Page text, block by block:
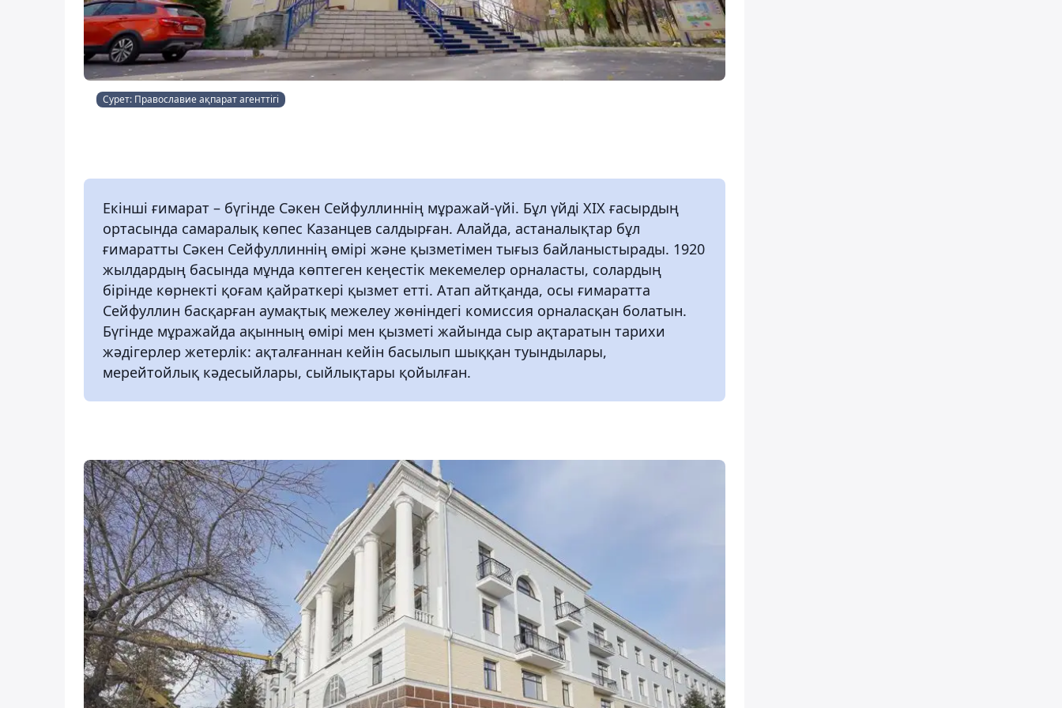
Сурет: Православие ақпарат агенттігі
Екінші ғимарат – бүгінде Сәкен Сейфуллиннің мұражай-үйі. Бұл үйді XIX ғасырдың
ортасында самаралық көпес Казанцев салдырған. Алайда, астаналықтар бұл
ғимаратты Сәкен Сейфуллиннің өмірі және қызметімен тығыз байланыстырады. 1920
жылдардың басында мұнда көптеген кеңестік мекемелер орналасты, солардың
бірінде көрнекті қоғам қайраткері қызмет етті. Атап айтқанда, осы ғимаратта
Сейфуллин басқарған аумақтық межелеу жөніндегі комиссия орналасқан болатын.
Бүгінде мұражайда ақынның өмірі мен қызметі жайында сыр ақтаратын тарихи
жәдігерлер жетерлік: ақталғаннан кейін басылып шыққан туындылары,
мерейтойлық кәдесыйлары, сыйлықтары қойылған.